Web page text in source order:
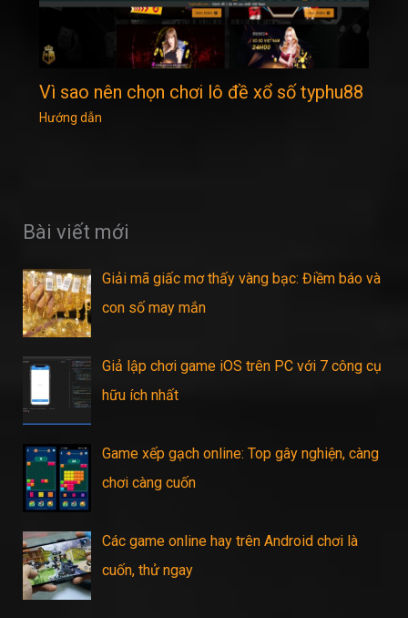
Vì sao nên chọn chơi lô đề xổ số typhu88
Hướng dẫn
Bài viết mới
Giải mã giấc mơ thấy vàng bạc: Điềm báo và
con số may mắn
Giả lập chơi game iOS trên PC với 7 công cụ
hữu ích nhất
Game xếp gạch online: Top gây nghiện, càng
chơi càng cuốn
Các game online hay trên Android chơi là
cuốn, thử ngay